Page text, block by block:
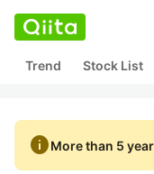
Trend Stock List
infoMore than 5